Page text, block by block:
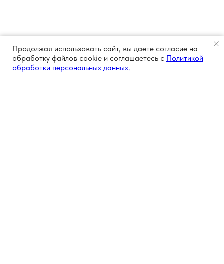
Продолжая использовать сайт, вы даете согласие на
обработку файлов cookie и соглашаетесь с Политикой
обработки персональных данных.